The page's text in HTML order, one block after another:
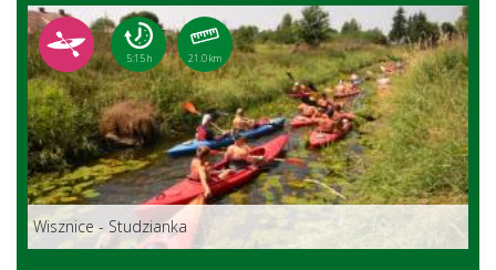
5:15 h 21.0 km
Wisznice - Studzianka